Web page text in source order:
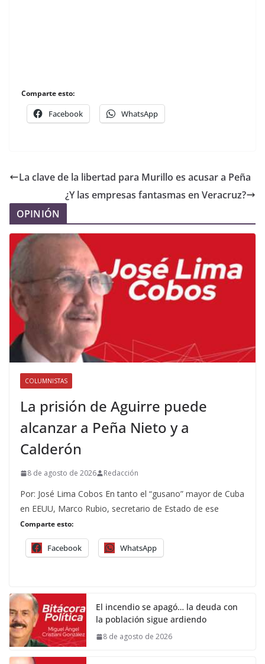
Comparte esto:
Facebook WhatsApp
La clave de la libertad para Murillo es acusar a Peña
¿Y las empresas fantasmas en Veracruz?
OPINIÓN
COLUMNISTAS
La prisión de Aguirre puede
alcanzar a Peña Nieto y a
Calderón
8 de agosto de 2026 Redacción
Por: José Lima Cobos En tanto el “gusano” mayor de Cuba
en EEUU, Marco Rubio, secretario de Estado de ese
Comparte esto:
Facebook WhatsApp
El incendio se apagó… la deuda con
la población sigue ardiendo
8 de agosto de 2026